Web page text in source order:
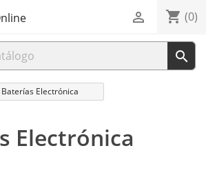
shopping_cart (0)


Baterías Electrónica
Electrónica